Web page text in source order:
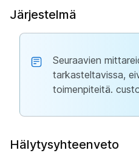
Järjestelmä
Seuraavien
tarkasteltavissa,
toimenpiteitä.
Hälytysyhteenveto